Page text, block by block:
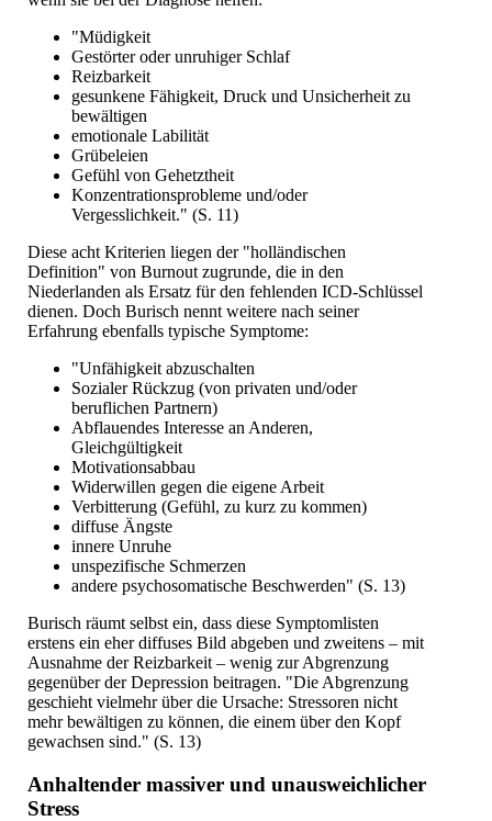
"Müdigkeit
Gestörter oder unruhiger Schlaf
Reizbarkeit
gesunkene Fähigkeit, Druck und Unsicherheit zu
bewältigen
emotionale Labilität
Grübeleien
Gefühl von Gehetztheit
Konzentrationsprobleme und/oder
Vergesslichkeit." (S. 11)
Diese acht Kriterien liegen der "holländischen
Definition" von Burnout zugrunde, die in den
Niederlanden als Ersatz für den fehlenden ICD-Schlüssel
dienen. Doch Burisch nennt weitere nach seiner
Erfahrung ebenfalls typische Symptome:
"Unfähigkeit abzuschalten
Sozialer Rückzug (von privaten und/oder
beruflichen Partnern)
Abflauendes Interesse an Anderen,
Gleichgültigkeit
Motivationsabbau
Widerwillen gegen die eigene Arbeit
Verbitterung (Gefühl, zu kurz zu kommen)
diffuse Ängste
innere Unruhe
unspezifische Schmerzen
andere psychosomatische Beschwerden" (S. 13)
Burisch räumt selbst ein, dass diese Symptomlisten
erstens ein eher diffuses Bild abgeben und zweitens – mit
Ausnahme der Reizbarkeit – wenig zur Abgrenzung
gegenüber der Depression beitragen. "Die Abgrenzung
geschieht vielmehr über die Ursache: Stressoren nicht
mehr bewältigen zu können, die einem über den Kopf
gewachsen sind." (S. 13)
Anhaltender massiver und unausweichlicher
Stress